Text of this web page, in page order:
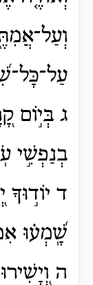
ג בְּי֣וֹם
בְנַפְשִׁ֣י
ד יוֹד֣וּךָ
שָֽׁ֝מְע֗וּ
ה